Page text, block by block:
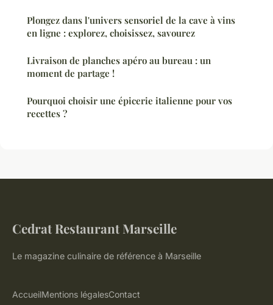
Plongez dans l'univers sensoriel de la cave à vins
en ligne : explorez, choisissez, savourez
Livraison de planches apéro au bureau : un
moment de partage !
Pourquoi choisir une épicerie italienne pour vos
recettes ?
Cedrat Restaurant Marseille
Le magazine culinaire de référence à Marseille
AccueilMentions légalesContact